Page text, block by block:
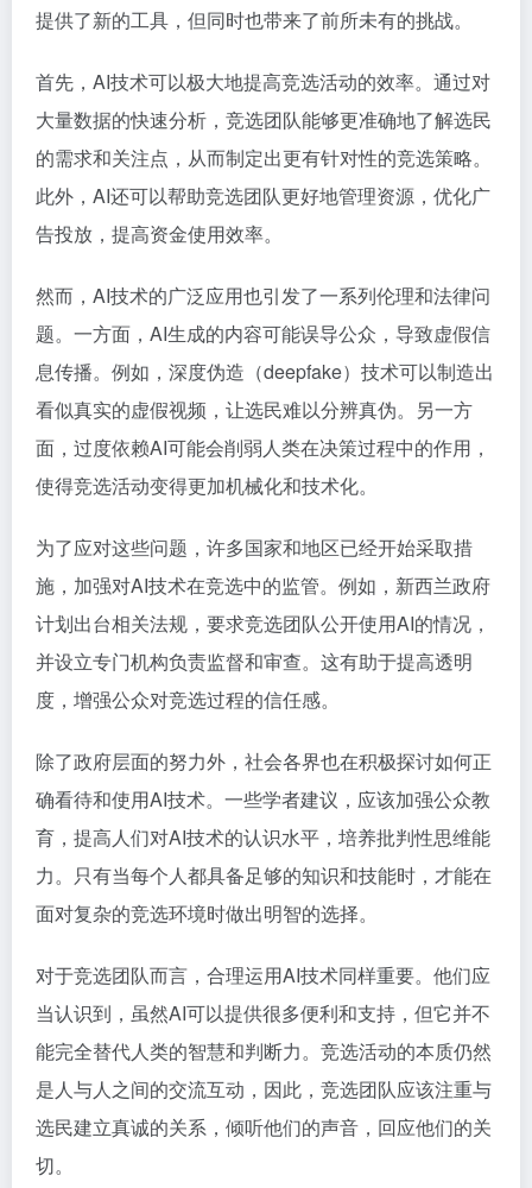
提供了新的工具，但同时也带来了前所未有的挑战。
首先，AI技术可以极大地提高竞选活动的效率。通过对
大量数据的快速分析，竞选团队能够更准确地了解选民
的需求和关注点，从而制定出更有针对性的竞选策略。
此外，AI还可以帮助竞选团队更好地管理资源，优化广
告投放，提高资金使用效率。
然而，AI技术的广泛应用也引发了一系列伦理和法律问
题。一方面，AI生成的内容可能误导公众，导致虚假信
息传播。例如，深度伪造（deepfake）技术可以制造出
看似真实的虚假视频，让选民难以分辨真伪。另一方
面，过度依赖AI可能会削弱人类在决策过程中的作用，
使得竞选活动变得更加机械化和技术化。
为了应对这些问题，许多国家和地区已经开始采取措
施，加强对AI技术在竞选中的监管。例如，新西兰政府
计划出台相关法规，要求竞选团队公开使用AI的情况，
并设立专门机构负责监督和审查。这有助于提高透明
度，增强公众对竞选过程的信任感。
除了政府层面的努力外，社会各界也在积极探讨如何正
确看待和使用AI技术。一些学者建议，应该加强公众教
育，提高人们对AI技术的认识水平，培养批判性思维能
力。只有当每个人都具备足够的知识和技能时，才能在
面对复杂的竞选环境时做出明智的选择。
对于竞选团队而言，合理运用AI技术同样重要。他们应
当认识到，虽然AI可以提供很多便利和支持，但它并不
能完全替代人类的智慧和判断力。竞选活动的本质仍然
是人与人之间的交流互动，因此，竞选团队应该注重与
选民建立真诚的关系，倾听他们的声音，回应他们的关
切。